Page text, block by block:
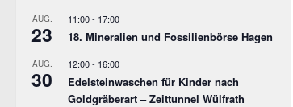
AUG.
23
11:00- 17:00
18. Mineralien und Fossilienbörse Hagen
AUG.
30
12:00- 16:00
Edelsteinwaschen für Kinder nach
Goldgräberart – Zeittunnel Wülfrath